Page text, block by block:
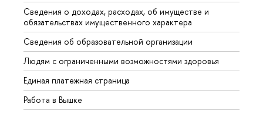
Сведения о доходах, расходах, об имуществе и
обязательствах имущественного характера
Сведения об образовательной организации
Людям с ограниченными возможностями здоровья
Единая платежная страница
Работа в Вышке